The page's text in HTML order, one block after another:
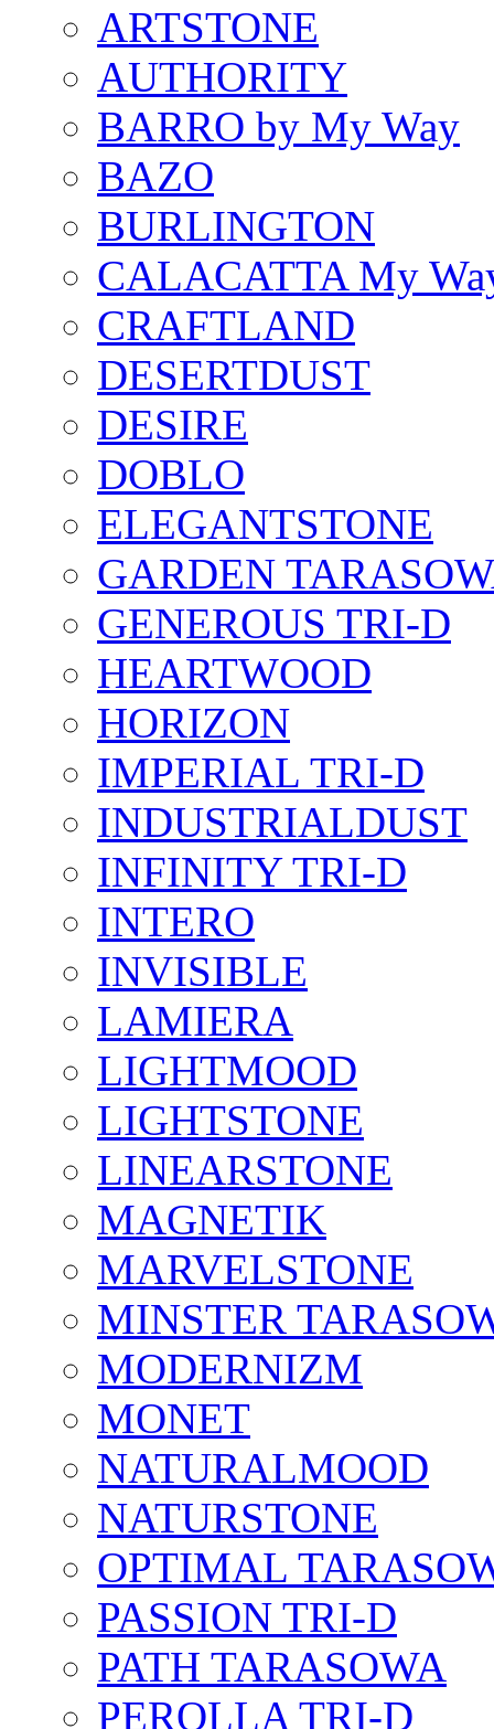
ARTSTONE
AUTHORITY
BARRO by My Way
BAZO
BURLINGTON
CALACATTA My
CRAFTLAND
DESERTDUST
DESIRE
DOBLO
ELEGANTSTONE
GARDEN
GENEROUS TRI-D
HEARTWOOD
HORIZON
IMPERIAL TRI-D
INDUSTRIALDUST
INFINITY TRI-D
INTERO
INVISIBLE
LAMIERA
LIGHTMOOD
LIGHTSTONE
LINEARSTONE
MAGNETIK
MARVELSTONE
MINSTER
MODERNIZM
MONET
NATURALMOOD
NATURSTONE
OPTIMAL
PASSION TRI-D
PATH TARASOWA
PEROLLA TRI-D